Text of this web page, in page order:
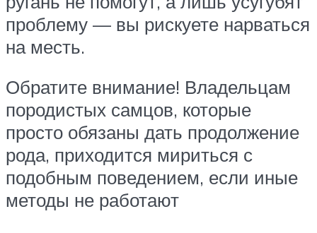
проблему — вы рискуете нарваться
на месть.
Обратите внимание! Владельцам
породистых самцов, которые
просто обязаны дать продолжение
рода, приходится мириться с
подобным поведением, если иные
методы не работают